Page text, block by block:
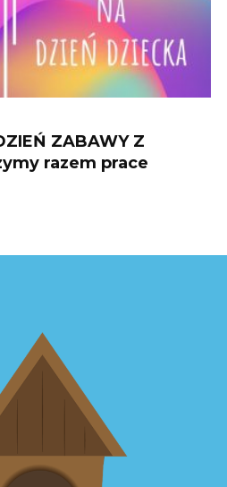
ZABAWY Z
razem prace